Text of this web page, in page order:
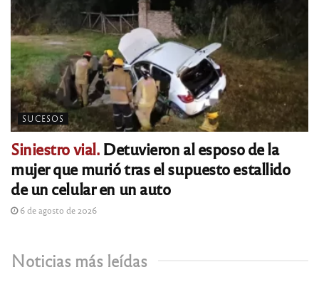
SUCESOS
Siniestro vial.Detuvieron al esposo de la
mujer que murió tras el supuesto estallido
de un celular en un auto
6 de agosto de 2026
Noticias más leídas